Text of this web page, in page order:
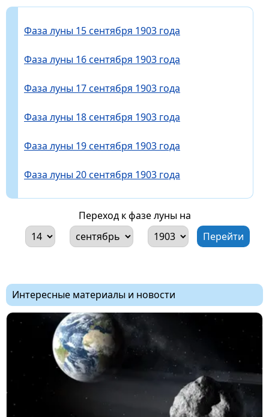
Фаза луны 15 сентября 1903 года
Фаза луны 16 сентября 1903 года
Фаза луны 17 сентября 1903 года
Фаза луны 18 сентября 1903 года
Фаза луны 19 сентября 1903 года
Фаза луны 20 сентября 1903 года
Переход к фазе луны на
Интересные материалы и новости